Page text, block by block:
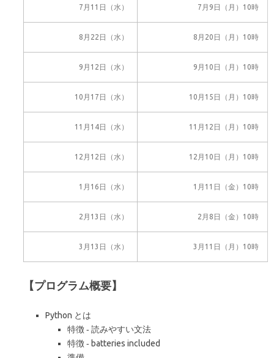
7月11日（水） 7月9日（月）10時
8月22日（水） 8月20日（月）10時
9月12日（水） 9月10日（月）10時
10月17日（水） 10月15日（月）10時
11月14日（水） 11月12日（月）10時
12月12日（水） 12月10日（月）10時
1月16日（水） 1月11日（金）10時
2月13日（水） 2月8日（金）10時
3月13日（水） 3月11日（月）10時
【プログラム概要】
Python とは
特徴 ‐ 読みやすい文法
特徴 ‐ batteries included